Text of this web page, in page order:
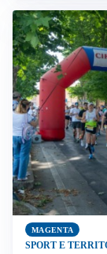
MAGENTA
SPORT E